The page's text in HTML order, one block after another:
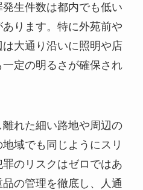
生件数は都内でも低い
ります。特に外苑前や
大通り沿いに照明や店
定の明るさが確保され
れた細い路地や周辺の
域でも同じようにスリ
のリスクはゼロではあ
の管理を徹底し、人通